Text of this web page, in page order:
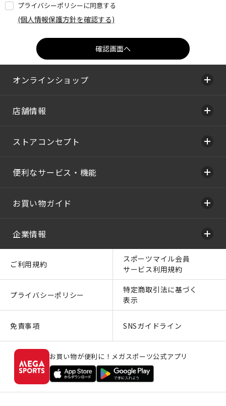
プライバシーポリシーに同意する
(個人情報保護方針を確認する)
オンラインショップ
店舗情報
ストアコンセプト
便利なサービス・機能
お買い物ガイド
企業情報
ご利用規約
スポーツマイル会員
サービス利用規約
プライバシーポリシー
特定商取引法に基づく
表示
免責事項 SNSガイドライン
お買い物が便利に！メガスポーツ公式アプリ